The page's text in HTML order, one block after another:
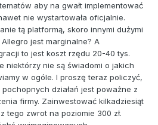
aby na gwałt implementować
nie wystartowała oficjalnie.
tą platformą, skoro innymi dużymi
jest marginalne? A
to jest koszt rzędu 20-40 tys.
niektórzy nie są świadomi o jakich
w ogóle. I proszę teraz policzyć,
działań jest poważne z
firmy. Zainwestować kilkadziesiąt
tego zwrot na poziomie 300 zł.